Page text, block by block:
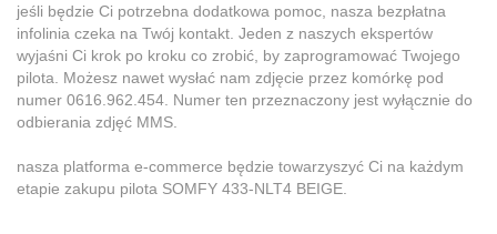
jeśli będzie Ci potrzebna dodatkowa pomoc, nasza bezpłatna
infolinia czeka na Twój kontakt. Jeden z naszych ekspertów
wyjaśni Ci krok po kroku co zrobić, by zaprogramować Twojego
pilota. Możesz nawet wysłać nam zdjęcie przez komórkę pod
numer 0616.962.454. Numer ten przeznaczony jest wyłącznie do
odbierania zdjęć MMS.
nasza platforma e-commerce będzie towarzyszyć Ci na każdym
etapie zakupu pilota SOMFY 433-NLT4 BEIGE.